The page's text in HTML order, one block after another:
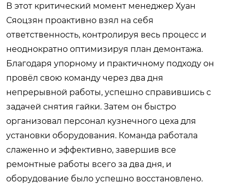
В этот критический момент менеджер Хуан
Сяоцзян проактивно взял на себя
ответственность, контролируя весь процесс и
неоднократно оптимизируя план демонтажа.
Благодаря упорному и практичному подходу он
провёл свою команду через два дня
непрерывной работы, успешно справившись с
задачей снятия гайки. Затем он быстро
организовал персонал кузнечного цеха для
установки оборудования. Команда работала
слаженно и эффективно, завершив все
ремонтные работы всего за два дня, и
оборудование было успешно восстановлено.